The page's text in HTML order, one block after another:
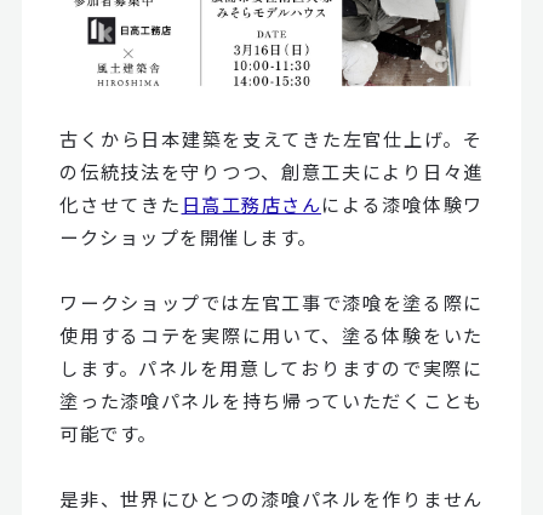
古くから日本建築を支えてきた左官仕上げ。そ
の伝統技法を守りつつ、創意工夫により日々進
化させてきた 日高工務店さんによる漆喰体験ワ
ークショップを開催します。
ワークショップでは左官工事で漆喰を塗る際に
使用するコテを実際に用いて、塗る体験をいた
します。パネルを用意しておりますので実際に
塗った漆喰パネルを持ち帰っていただくことも
可能です。
是非、世界にひとつの漆喰パネルを作りません